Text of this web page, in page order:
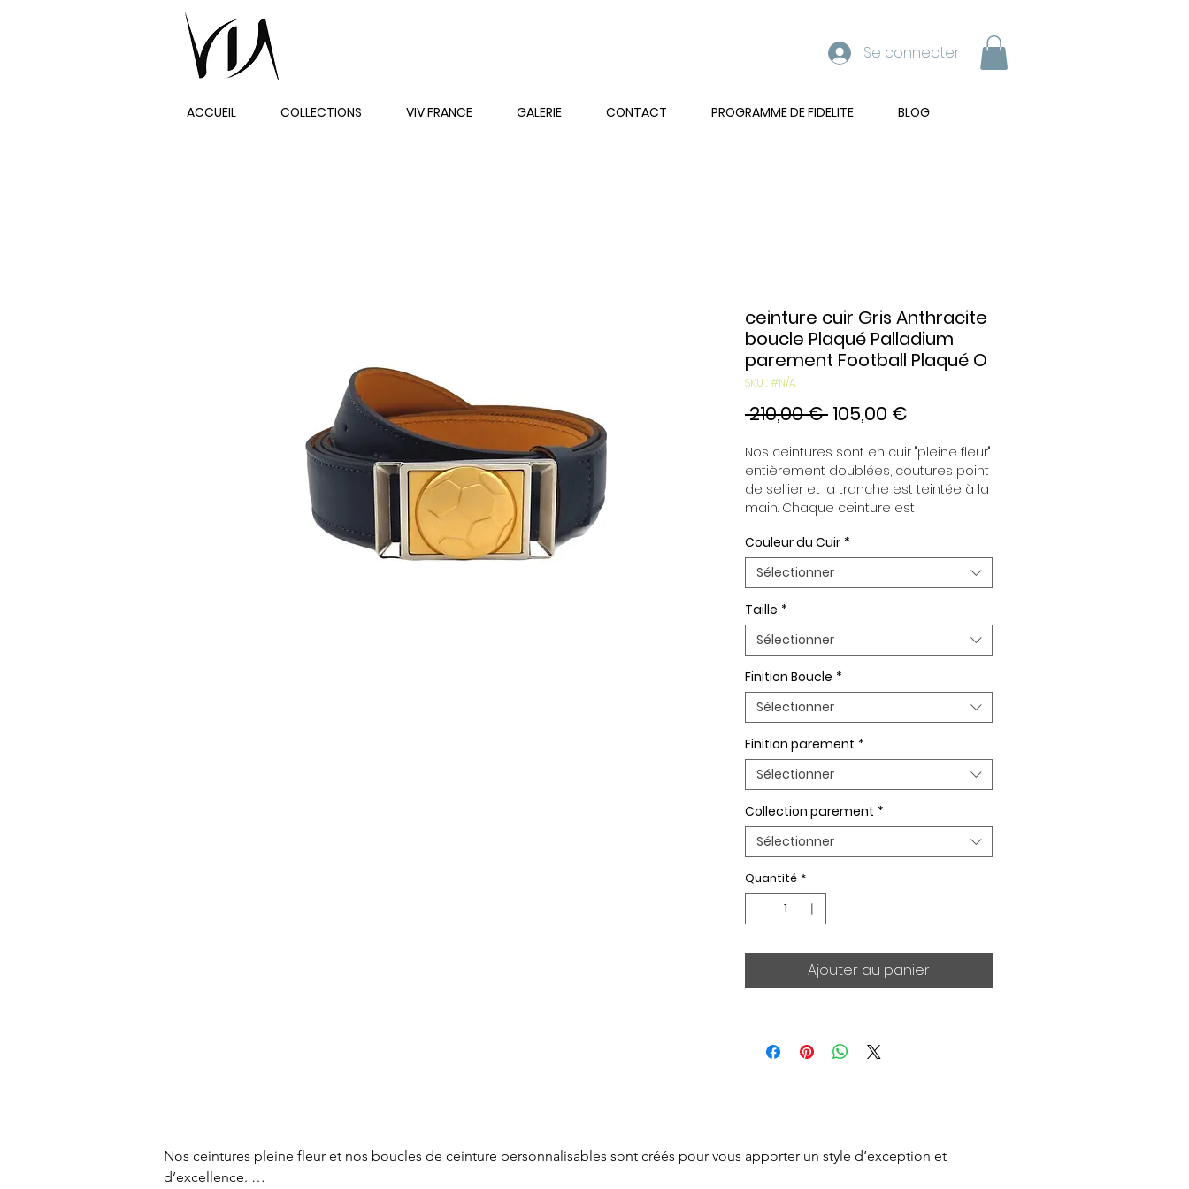
Se connecter
ACCUEIL COLLECTIONS VIV FRANCE GALERIE CONTACT PROGRAMME DE FIDELITE BLOG
ceinture cuir Gris Anthracite
boucle Plaqué Palladium
parement Football Plaqué O
SKU : #N/A
210,00 € Prix
105,00 €
Nos ceintures sont en cuir "pleine fleur"
entièrement doublées, coutures point
de sellier et la tranche est teintée à la
main. Chaque ceinture est
permettre d’associer vos ensembles
en fonction de vos envies. Toutes nos
ceintures sont en largeur 32mm.
Boucle plaquée Or ou Palladium,
Parement de boucle Plaqué Or ou
Palladium.
Couleur du Cuir *
Sélectionner
Taille *
Sélectionner
Finition Boucle *
Sélectionner
Finition parement *
Sélectionner
Collection parement *
Sélectionner
Quantité *
Ajouter au panier
Nos ceintures pleine fleur et nos boucles de ceinture personnalisables sont créés pour vous apporter un style d’exception et
d’excellence.